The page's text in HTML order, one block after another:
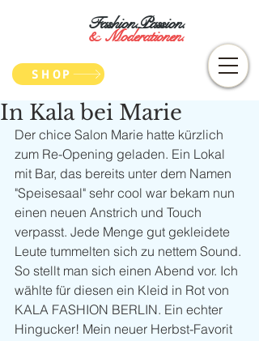
Fashion.Passion.
&Moderationen.
SHOP
In Kala bei Marie
Der chice Salon Marie hatte kürzlich
zum Re-Opening geladen. Ein Lokal
mit Bar, das bereits unter dem Namen
"Speisesaal" sehr cool war bekam nun
einen neuen Anstrich und Touch
verpasst. Jede Menge gut gekleidete
Leute tummelten sich zu nettem Sound.
So stellt man sich einen Abend vor. Ich
wählte für diesen ein Kleid in Rot von
KALA FASHION BERLIN. Ein echter
Hingucker! Mein neuer Herbst-Favorit